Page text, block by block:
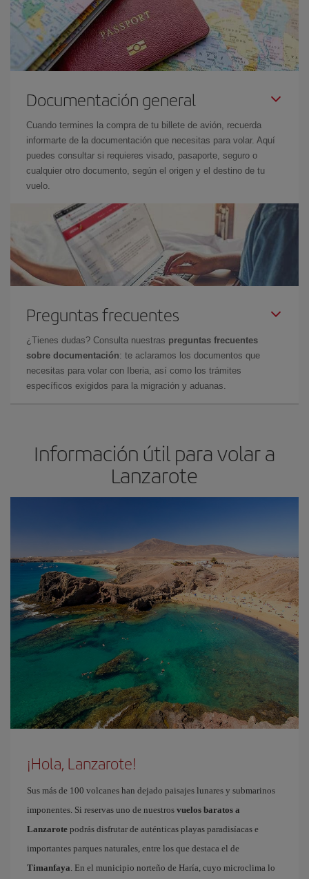
Documentación general
Cuando termines la compra de tu billete de avión, recuerda
informarte de la documentación que necesitas para volar. Aquí
puedes consultar si requieres visado, pasaporte, seguro o
cualquier otro documento, según el origen y el destino de tu
vuelo.
Preguntas frecuentes
¿Tienes dudas? Consulta nuestras preguntas frecuentes
sobre documentación: te aclaramos los documentos que
necesitas para volar con Iberia, así como los trámites
específicos exigidos para la migración y aduanas.
Información útil para volar a
Lanzarote
¡Hola, Lanzarote!
Sus más de 100 volcanes han dejado paisajes lunares y submarinos
imponentes. Si reservas uno de nuestros vuelos baratos a
Lanzarote podrás disfrutar de auténticas playas paradisíacas e
importantes parques naturales, entre los que destaca el de
Timanfaya. En el municipio norteño de Haría, cuyo microclima lo